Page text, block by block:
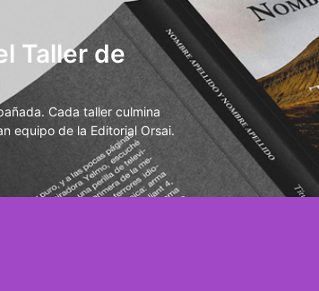
Taller de
Cada taller culmina
equipo de la Editorial Orsai.